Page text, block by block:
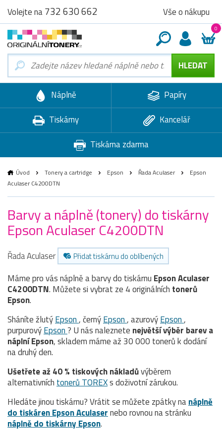
Volejte na732 630 662 Vše o nákupu
0
Náplně
Papíry
Tiskárny
Kancelář
Tiskárna zdarma
Úvod Tonery a cartridge Epson Řada Aculaser
Epson
Aculaser C4200DTN
Barvy a náplně (tonery) do tiskárny
Epson Aculaser C4200DTN
Řada Aculaser Přidat tiskárnu do oblíbených
Máme pro vás náplně a barvy do tiskárnu Epson Aculaser
C4200DTN. Můžete si vybrat ze 4 originálních tonerů
Epson.
Sháníte žlutýEpson, černýEpson, azurovýEpson,
purpurovýEpson ? U nás naleznete největší výběr barev a
náplní Epson, skladem máme až 30 000 tonerů k dodání
na druhý den.
Ušetřete až 40 % tiskových nákladůvýběrem
alternativních tonerů TOREXs doživotní zárukou.
Hledáte jinou tiskárnu? Vrátit se můžete zpátky nanáplně
do tiskáren Epson Aculasernebo rovnou na stránku
náplně do tiskárny Epson.